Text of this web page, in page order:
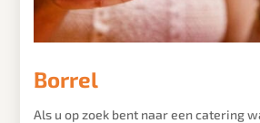
Borrel
Als u op zoek bent naar een catering